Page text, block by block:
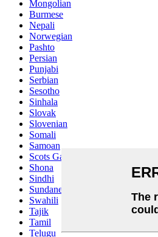
Mongolian
Burmese
Nepali
Norwegian
Pashto
Persian
Punjabi
Serbian
Sesotho
Sinhala
Slovak
Slovenian
Somali
Samoan
Scots Gaelic
Shona
Sindhi
Sundanese
Swahili
Tajik
Tamil
Telugu